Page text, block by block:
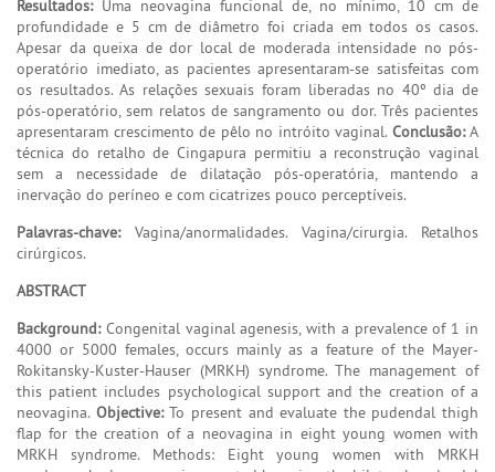
Resultados:Uma neovagina funcional de, no mínimo, 10 cm de
profundidade e 5 cm de diâmetro foi criada em todos os casos.
Apesar da queixa de dor local de moderada intensidade no pós-
operatório imediato, as pacientes apresentaram-se satisfeitas com
os resultados. As relações sexuais foram liberadas no 40º dia de
pós-operatório, sem relatos de sangramento ou dor. Três pacientes
apresentaram crescimento de pêlo no intróito vaginal. Conclusão:A
técnica do retalho de Cingapura permitiu a reconstrução vaginal
sem a necessidade de dilatação pós-operatória, mantendo a
inervação do períneo e com cicatrizes pouco perceptíveis.
Palavras-chave:Vagina/anormalidades. Vagina/cirurgia. Retalhos
cirúrgicos.
ABSTRACT
Background:Congenital vaginal agenesis, with a prevalence of 1 in
4000 or 5000 females, occurs mainly as a feature of the Mayer-
Rokitansky-Kuster-Hauser (MRKH) syndrome. The management of
this patient includes psychological support and the creation of a
neovagina. Objective:To present and evaluate the pudendal thigh
flap for the creation of a neovagina in eight young women with
MRKH syndrome. Methods: Eight young women with MRKH